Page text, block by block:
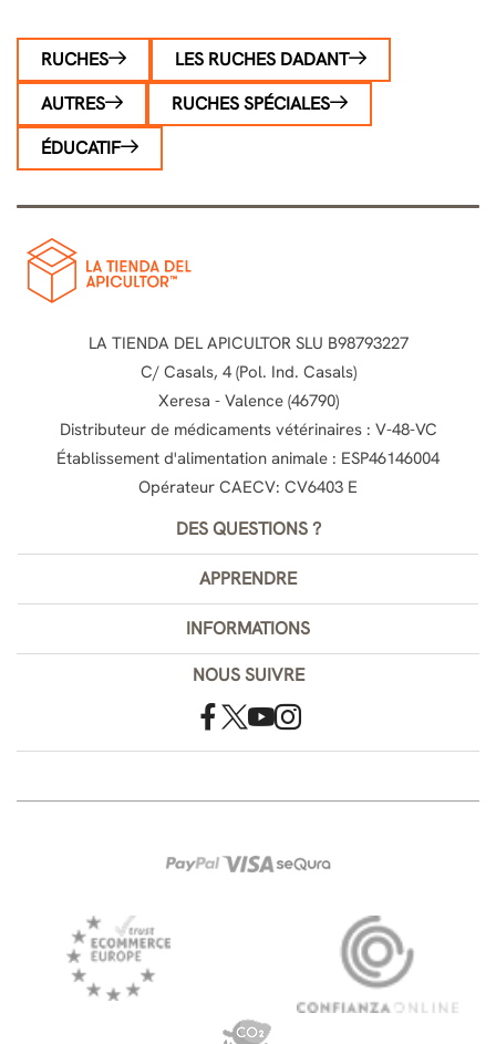
RUCHES
LES RUCHES DADANT
AUTRES
RUCHES SPÉCIALES
ÉDUCATIF
LA TIENDA DEL APICULTOR SLU B98793227
C/ Casals, 4 (Pol. Ind. Casals)
Xeresa - Valence (46790)
Distributeur de médicaments vétérinaires : V-48-VC
Établissement d'alimentation animale : ESP46146004
Opérateur CAECV: CV6403 E
DES QUESTIONS ?
APPRENDRE
INFORMATIONS
NOUS SUIVRE